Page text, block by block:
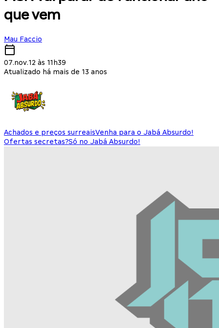
que vem
Mau Faccio
07.nov.12 às 11h39
Atualizado há mais de 13 anos
Achados e preços surreaisVenha para o Jabá Absurdo!
Ofertas secretas?Só no Jabá Absurdo!